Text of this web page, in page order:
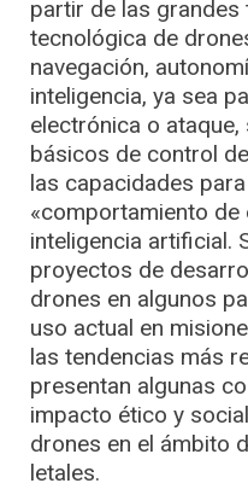
partir de las grandes
tecnológica de
navegación,
inteligencia, ya sea
electrónica o
básicos de control
las capacidades
«comportamiento de
inteligencia artificial.
proyectos de
drones en algunos
uso actual en
las tendencias más
presentan algunas
impacto ético y
drones en el ámbito
letales.